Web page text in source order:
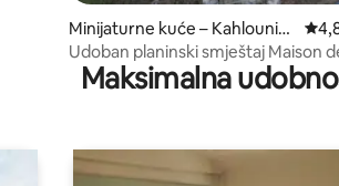
Minijaturne kuće – Kahlouniy
eh
Udoban planinski smještaj Maison de la
Vallée
Maksimalna